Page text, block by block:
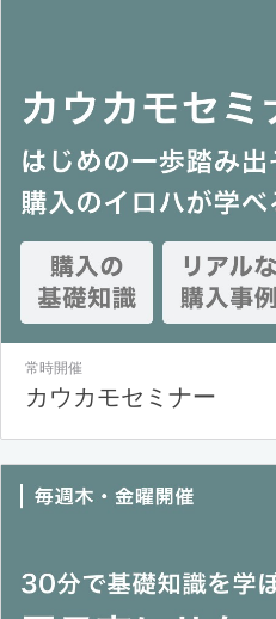
常時開催
カウカモセミナー